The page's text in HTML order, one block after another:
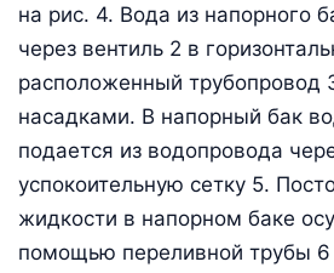
на рис. 4. Вода из напорного
через вентиль 2 в
расположенный трубопровод
насадками. В напорный бак
подается из водопровода
успокоительную сетку 5.
жидкости в напорном баке
помощью переливной трубы 6